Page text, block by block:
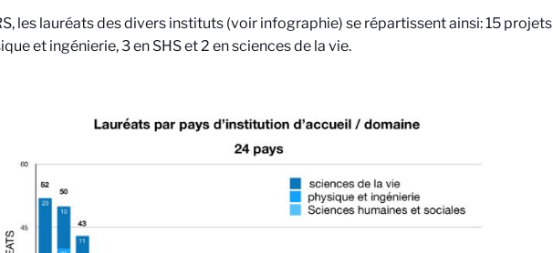
les lauréats des divers instituts (voir infographie) se répartissent ainsi: 15 projets
et ingénierie, 3 en SHS et 2 en sciences de la vie.